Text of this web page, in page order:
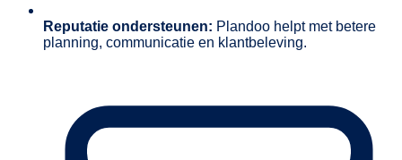
Reputatie ondersteunen: Plandoo helpt met betere
planning, communicatie en klantbeleving.